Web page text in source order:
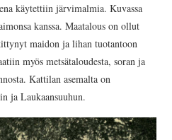
käytettiin järvimalmia. Kuvassa
kanssa. Maatalous on ollut
maidon ja lihan tuotantoon
myös metsätaloudesta, soran ja
Kattilan asemalta on
ja Laukaansuuhun.